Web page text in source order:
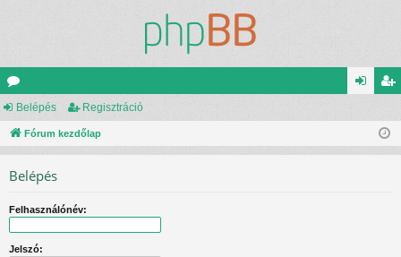
ór
u is
Belépés Regisztráció
Fórum kezdőlap
Belépés
Felhasználónév:
Jelszó: